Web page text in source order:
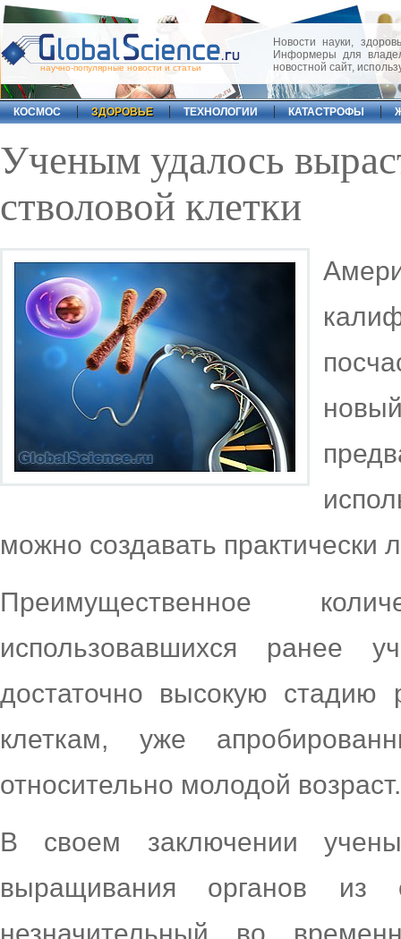
научно-популярные новости и статьи
Новости науки,
Информеры для
новостной сайт,
КОСМОС ЗДОРОВЬЕ ТЕХНОЛОГИИ КАТАСТРОФЫ
Ученым удалось
стволовой клетки
можно создавать практически
Преимущественное
использовавшихся ранее
достаточно высокую
клеткам, уже
относительно молодой возраст.
В своем заключении
выращивания органов из